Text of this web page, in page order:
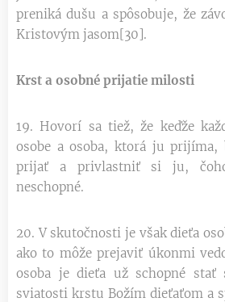
preniká dušu a spôsobuje, že
Kristovým jasom[30].
Krst a osobné prijatie milosti
19. Hovorí sa tiež, že keďže
osobe a osoba, ktorá ju prijíma,
prijať a privlastniť si ju,
neschopné.
20. V skutočnosti je však dieťa
ako to môže prejaviť úkonmi
osoba je dieťa už schopné stať
sviatosti krstu Božím dieťaťom a